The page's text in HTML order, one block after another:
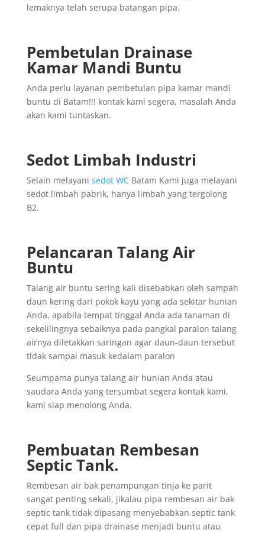
lemaknya telah serupa batangan pipa.
Pembetulan Drainase
Kamar Mandi Buntu
Anda perlu layanan pembetulan pipa kamar mandi
buntu di Batam!!! kontak kami segera, masalah Anda
akan kami tuntaskan.
Sedot Limbah Industri
Selain melayani sedot WCBatam Kami juga melayani
sedot limbah pabrik, hanya limbah yang tergolong
B2.
Pelancaran Talang Air
Buntu
Talang air buntu sering kali disebabkan oleh sampah
daun kering dari pokok kayu yang ada sekitar hunian
Anda, apabila tempat tinggal Anda ada tanaman di
sekelilingnya sebaiknya pada pangkal paralon talang
airnya diletakkan saringan agar daun-daun tersebut
tidak sampai masuk kedalam paralon
Seumpama punya talang air hunian Anda atau
saudara Anda yang tersumbat segera kontak kami,
kami siap menolong Anda.
Pembuatan Rembesan
Septic Tank.
Rembesan air bak penampungan tinja ke parit
sangat penting sekali, jikalau pipa rembesan air bak
septic tank tidak dipasang menyebabkan septic tank
cepat full dan pipa drainase menjadi buntu atau